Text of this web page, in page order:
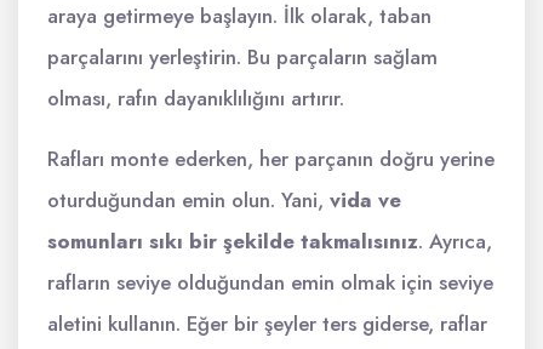
araya getirmeye başlayın. İlk olarak, taban
parçalarını yerleştirin. Bu parçaların sağlam
olması, rafın dayanıklılığını artırır.
Rafları monte ederken, her parçanın doğru yerine
oturduğundan emin olun. Yani, vida ve
somunları sıkı bir şekilde takmalısınız. Ayrıca,
rafların seviye olduğundan emin olmak için seviye
aletini kullanın. Eğer bir şeyler ters giderse, raflar